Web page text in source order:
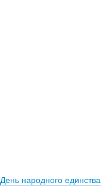
День народного единства